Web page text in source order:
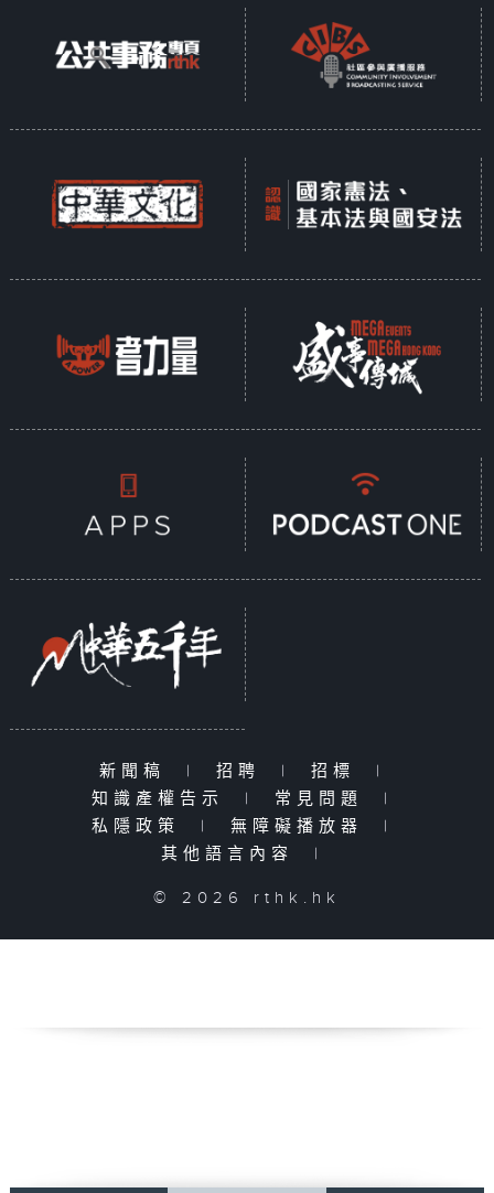
新聞稿 | 招聘 | 招標
|
知識產權告示
| 常見問題
|
私隱政策
| 無障礙播放器
|
其他語言內容
|
© 2026 rthk.hk